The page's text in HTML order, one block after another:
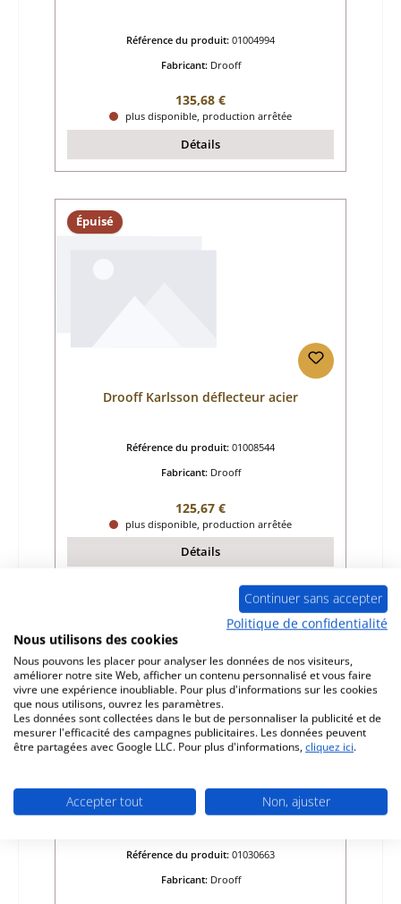
Référence du produit: 01004994
Fabricant: Drooff
Prix régulier :
135,68 €
plus disponible, production arrêtée
Détails
Épuisé
Drooff Karlsson déflecteur acier
Référence du produit: 01008544
Fabricant: Drooff
Prix régulier :
125,67 €
plus disponible, production arrêtée
Détails
Drooff Karlsson joint de porte A
Référence du produit: 01030663
Fabricant: Drooff
Continuer sans accepter
Politique de confidentialité
Nous utilisons des cookies
Nous pouvons les placer pour analyser les données de nos visiteurs,
améliorer notre site Web, afficher un contenu personnalisé et vous faire
vivre une expérience inoubliable. Pour plus d'informations sur les cookies
que nous utilisons, ouvrez les paramètres.
Les données sont collectées dans le but de personnaliser la publicité et de
mesurer l'efficacité des campagnes publicitaires. Les données peuvent
être partagées avec Google LLC. Pour plus d'informations, cliquez ici.
Accepter tout Non, ajuster